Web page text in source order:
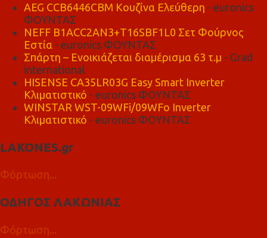
AEG CCB6446CBM Κουζίνα Ελεύθερη - euronics
ΦΟΥΝΤΑΣ
NEFF B1ACC2AN3+T16SBF1L0 Σετ Φούρνος
Εστία - euronics ΦΟΥΝΤΑΣ
Σπάρτη – Ενοικιάζεται διαμέρισμα 63 τ.μ - Grad
international
HISENSE CA35LR03G Easy Smart Inverter
Κλιματιστικό - euronics ΦΟΥΝΤΑΣ
WINSTAR WST-09WFi/09WFo Inverter
Κλιματιστικό - euronics ΦΟΥΝΤΑΣ
LAKONES.gr
Φόρτωση...
ΟΔΗΓΟΣ ΛΑΚΩΝΙΑΣ
Φόρτωση...